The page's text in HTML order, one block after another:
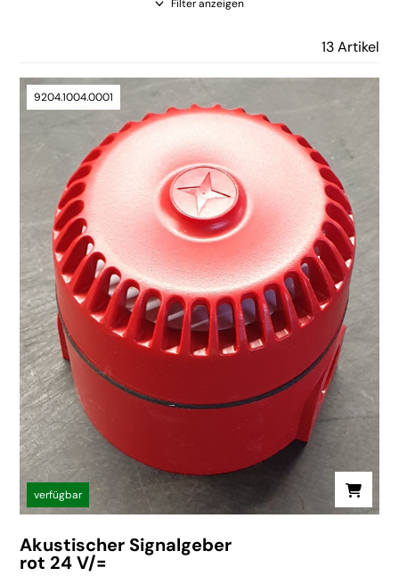
Filter anzeigen
13 Artikel
9204.1004.0001
verfügbar
Akustischer Signalgeber
rot 24 V/=